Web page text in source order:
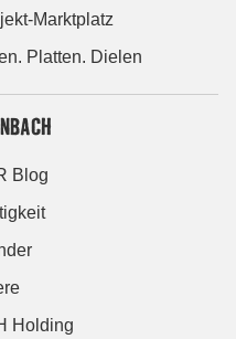
Marktplatz
Platten. Dielen
Blog
Holding